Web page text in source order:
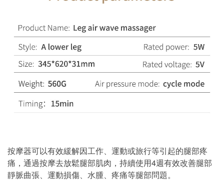
按摩器可以有效緩解因工作、運動或旅行等引起的腿部疼
痛，通過按摩去放鬆腿部肌肉，持續使用4週有效改善腿部
靜脈曲張、運動損傷、水腫、疼痛等腿部問題。